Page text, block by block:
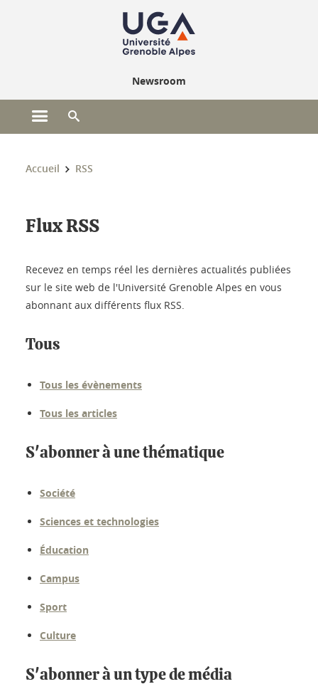
Newsroom
Ouvrir le menu principal
Vous êtes ici :
Accueil RSS
Flux RSS
Recevez en temps réel les dernières actualités publiées
sur le site web de l'Université Grenoble Alpes en vous
abonnant aux différents flux RSS.
Tous
Tous les évènements
Tous les articles
S'abonner à une thématique
Société
Sciences et technologies
Éducation
Campus
Sport
Culture
S'abonner à un type de média